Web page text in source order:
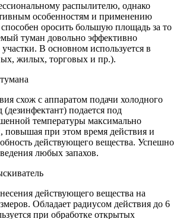
распылителю, однако
особенностям и применению
способен оросить большую площадь за то
туман довольно эффективно
В основном используется в
жилых, торговых и пр.).
схож с аппаратом подачи холодного
подается под
температуры максимально
повышая при этом время действия и
действующего вещества. Успешно
любых запахов.
действующего вещества на
Обладает радиусом действия до 6
при обработке открытых